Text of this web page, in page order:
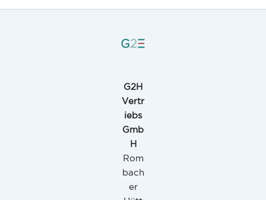
G2H
Vertr
iebs
Gmb
H
Rom
bach
er